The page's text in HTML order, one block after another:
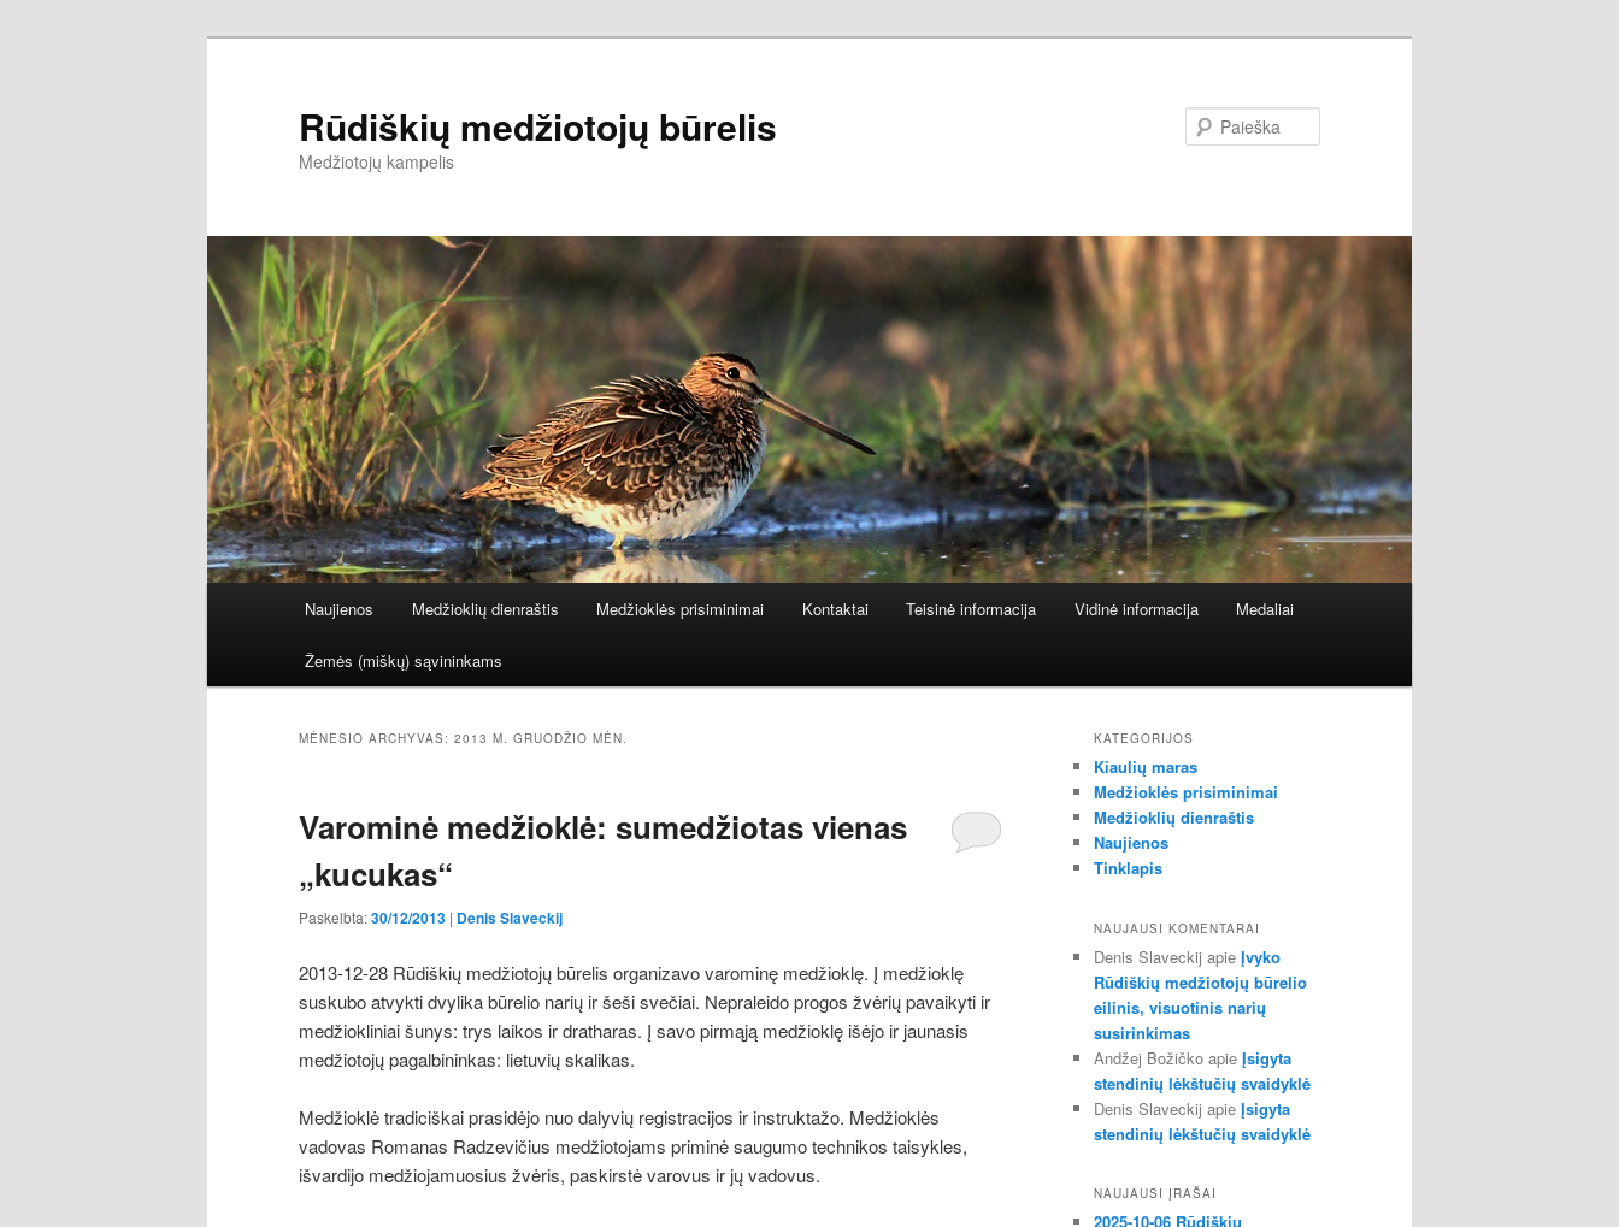
Rūdiškių medžiotojų būrelis
Medžiotojų kampelis
Eiti
į
pagrindinį
Eiti
prie
antrinio
Naujienos Medžioklių dienraštis Medžioklės prisiminimai Kontaktai Teisinė informacija Vidinė informacija Medaliai
Žemės (miškų) sąvininkams
MĖNESIO ARCHYVAS: 2013 M. GRUODŽIO MĖN.
Varominė medžioklė: sumedžiotas vienas
„kucukas“
Paskelbta:30/12/2013 | Denis Slaveckij
2013-12-28 Rūdiškių medžiotojų būrelis organizavo varominę medžioklę. Į medžioklę
suskubo atvykti dvylika būrelio narių ir šeši svečiai. Nepraleido progos žvėrių pavaikyti ir
medžiokliniai šunys: trys laikos ir dratharas. Į savo pirmąją medžioklę išėjo ir jaunasis
medžiotojų pagalbininkas: lietuvių skalikas.
Medžioklė tradiciškai prasidėjo nuo dalyvių registracijos ir instruktažo. Medžioklės
vadovas Romanas Radzevičius medžiotojams priminė saugumo technikos taisykles,
išvardijo medžiojamuosius žvėris, paskirstė varovus ir jų vadovus.
KATEGORIJOS
Kiaulių maras
Medžioklės prisiminimai
Medžioklių dienraštis
Naujienos
Tinklapis
NAUJAUSI KOMENTARAI
Denis Slaveckij apie Įvyko
Rūdiškių medžiotojų būrelio
eilinis, visuotinis narių
susirinkimas
Andžej Božičko apie Įsigyta
stendinių lėkštučių svaidyklė
Denis Slaveckij apie Įsigyta
stendinių lėkštučių svaidyklė
NAUJAUSI ĮRAŠAI
2025-10-06 Rūdiškių